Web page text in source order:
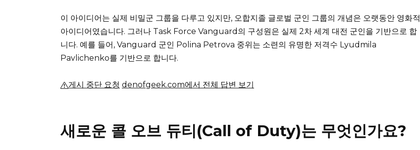
이 아이디어는 실제 비밀군 그룹을 다루고 있지만, 오합지졸 글로벌 군인 그룹의 개념은 오랫동안 영화적
아이디어였습니다. 그러나 Task Force Vanguard의 구성원은 실제 2차 세계 대전 군인을 기반으로 합
니다. 예를 들어, Vanguard 군인 Polina Petrova 중위는 소련의 유명한 저격수 Lyudmila
Pavlichenko를 기반으로 합니다.
게시 중단 요청 denofgeek.com에서 전체 답변 보기
새로운 콜 오브 듀티(Call of Duty)는 무엇인가요?